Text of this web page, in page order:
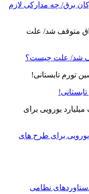
برق/ چه مدارکی لازم
شد/ علت چیست؟
برای طرح های